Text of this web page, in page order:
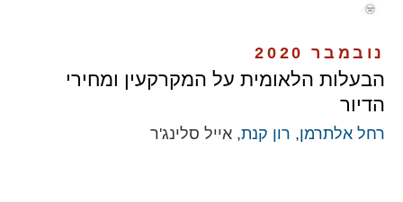
נובמבר 2020
הבעלות הלאומית על המקרקעין ומחירי
הדיור
רחל אלתרמן, רון קנת, אייל סלינג'ר